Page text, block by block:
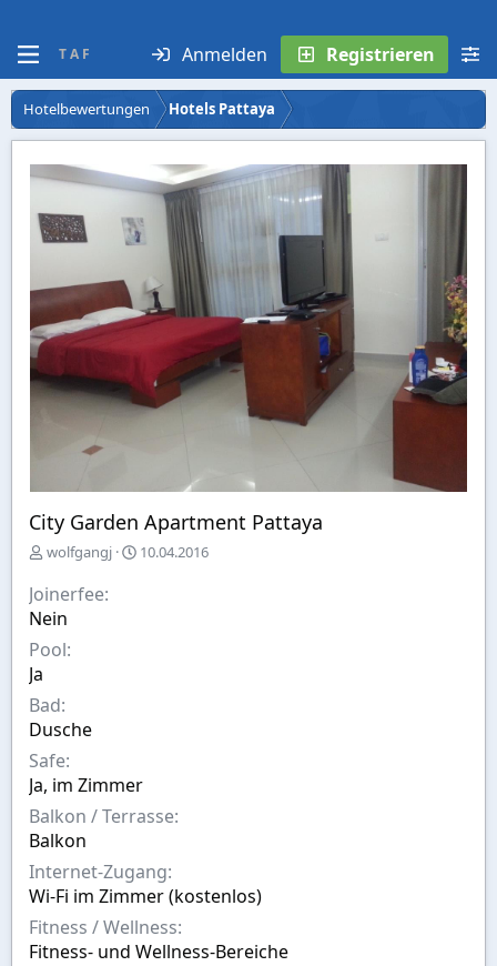
T A F Anmelden Registrieren
Hotelbewertungen Hotels Pattaya
City Garden Apartment Pattaya
E
s
t
e
l
v
o
n
wolfgangj
A10.04.2016
Joinerfee
Nein
Pool
Ja
Bad
Dusche
Safe
Ja, im Zimmer
Balkon / Terrasse
Balkon
Internet-Zugang
Wi-Fi im Zimmer (kostenlos)
Fitness / Wellness
Fitness- und Wellness-Bereiche